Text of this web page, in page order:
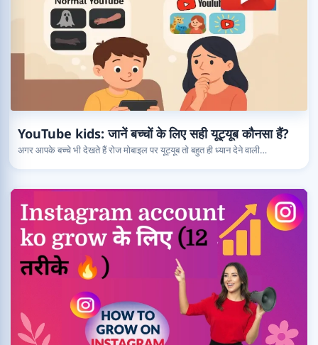
YouTube kids: जानें बच्चों के लिए सही यूट्यूब कौनसा हैं?
अगर आपके बच्चे भी देखते हैं रोज मोबाइल पर यूट्यूब तो बहुत ही ध्यान देने वाली…